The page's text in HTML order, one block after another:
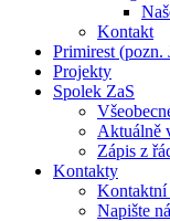
Kontakt
Primirest (pozn.
Projekty
Spolek ZaS
Aktuálně
Zápis z
Kontakty
Kontaktní
Napište